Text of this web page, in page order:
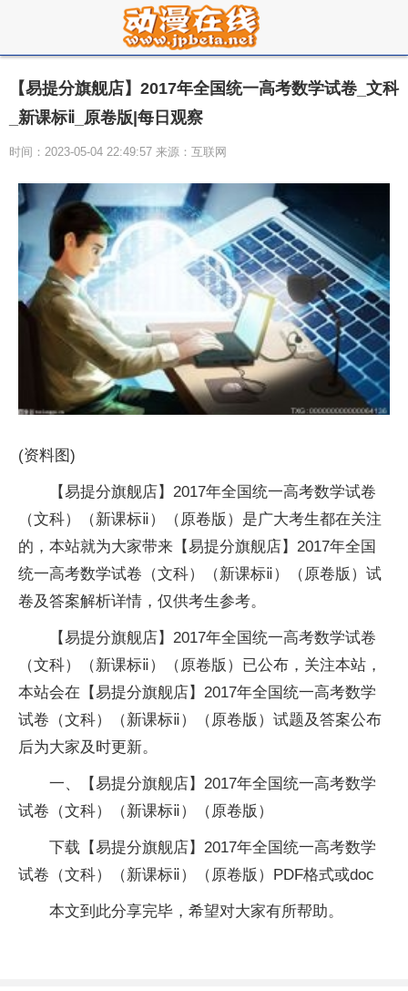
【易提分旗舰店】2017年全国统一高考数学试卷_文科
_新课标ⅱ_原卷版|每日观察
时间：2023-05-04 22:49:57 来源：互联网
(资料图)
【易提分旗舰店】2017年全国统一高考数学试卷
（文科）（新课标ⅱ）（原卷版）是广大考生都在关注
的，本站就为大家带来【易提分旗舰店】2017年全国
统一高考数学试卷（文科）（新课标ⅱ）（原卷版）试
卷及答案解析详情，仅供考生参考。
【易提分旗舰店】2017年全国统一高考数学试卷
（文科）（新课标ⅱ）（原卷版）已公布，关注本站，
本站会在【易提分旗舰店】2017年全国统一高考数学
试卷（文科）（新课标ⅱ）（原卷版）试题及答案公布
后为大家及时更新。
一、【易提分旗舰店】2017年全国统一高考数学
试卷（文科）（新课标ⅱ）（原卷版）
下载【易提分旗舰店】2017年全国统一高考数学
试卷（文科）（新课标ⅱ）（原卷版）PDF格式或doc
本文到此分享完毕，希望对大家有所帮助。